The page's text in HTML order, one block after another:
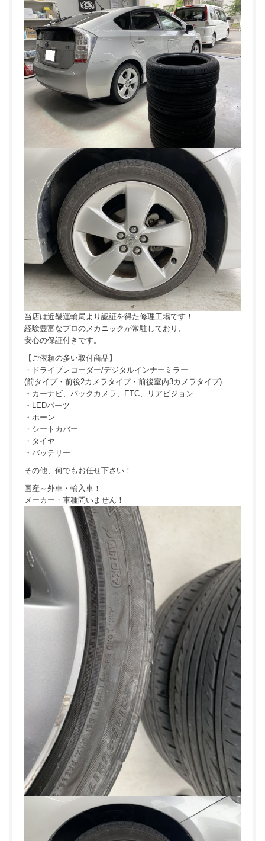
当店は近畿運輸局より認証を得た修理工場です！
経験豊富なプロのメカニックが常駐しており、
安心の保証付きです。
【ご依頼の多い取付商品】
・ドライブレコーダー/デジタルインナーミラー
(前タイプ・前後2カメラタイプ・前後室内3カメラタイプ)
・カーナビ、バックカメラ、ETC、リアビジョン
・LEDパーツ
・ホーン
・シートカバー
・タイヤ
・バッテリー
その他、何でもお任せ下さい！
国産～外車・輸入車！
メーカー・車種問いません！